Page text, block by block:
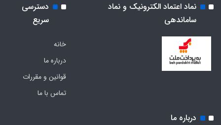
نماد اعتماد الکترونیک و نماد
ساماندهی
دسترسی
سریع
خانه
درباره ما
قوانین و مقررات
تماس با ما
درباره ما